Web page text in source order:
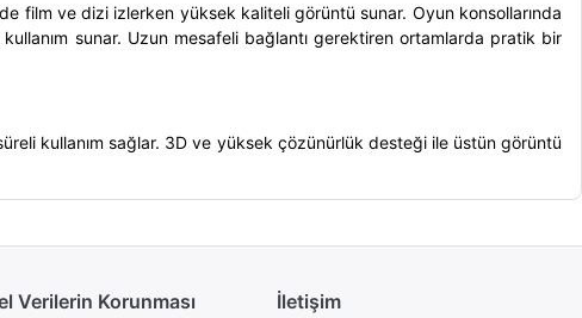
film ve dizi izlerken yüksek kaliteli görüntü sunar. Oyun konsollarında
sunar. Uzun mesafeli bağlantı gerektiren ortamlarda pratik bir
kullanım sağlar. 3D ve yüksek çözünürlük desteği ile üstün görüntü
Verilerin Korunması İletişim